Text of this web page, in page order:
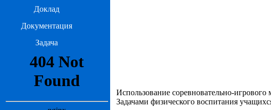
Доклад
Документация
Задача
Использование соревновательно-
Задачами физического воспитания